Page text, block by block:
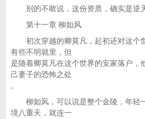
别的不敢说，这份资质，确实是逆
第十一章 柳如风
初次穿越的卿莫凡，起初还对这个
有些不明就里，但
是随着卿莫凡在这个世界的安家落户，
己妻子的恐怖之处
。
柳如风，可以说是整个金陵，年轻
境八重天，就连一